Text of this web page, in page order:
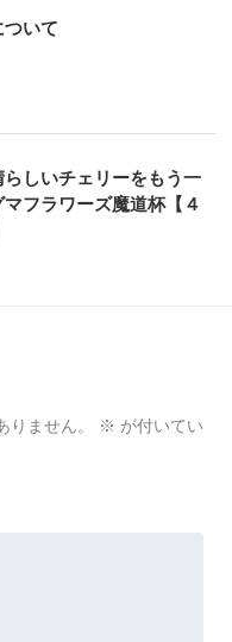
ついて
らしいチェリーをもう一
マフラワーズ魔道杯【４
ません。 ※ が付いてい